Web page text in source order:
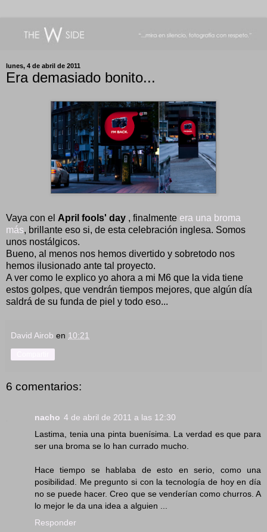
lunes, 4 de abril de 2011
Era demasiado bonito...
Vaya con el April fools' day , finalmente era una broma
más, brillante eso si, de esta celebración inglesa. Somos
unos nostálgicos.
Bueno, al menos nos hemos divertido y sobretodo nos
hemos ilusionado ante tal proyecto.
A ver como le explico yo ahora a mi M6 que la vida tiene
estos golpes, que vendrán tiempos mejores, que algún día
saldrá de su funda de piel y todo eso...
David Airob en 10:21
6 comentarios:
nacho 4 de abril de 2011 a las 12:30
Lastima, tenia una pinta buenísima. La verdad es que para
ser una broma se lo han currado mucho.
Hace tiempo se hablaba de esto en serio, como una
posibilidad. Me pregunto si con la tecnología de hoy en día
no se puede hacer. Creo que se venderían como churros. A
lo mejor le da una idea a alguien ...
Responder